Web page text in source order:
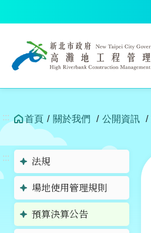
塊
::: 首頁 關於我們 公開資訊
:::
法規
場地使用管理規則
預算決算公告